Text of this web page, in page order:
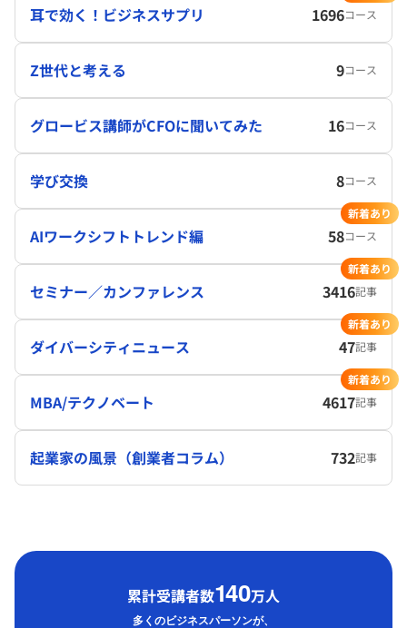
耳で効く！ビジネスサプリ 1696コース
Z世代と考える 9コース
グロービス講師がCFOに聞いてみた 16コース
学び交換 8コース
AIワークシフトトレンド編 58コース
新着あり
セミナー／カンファレンス 3416記事
新着あり
ダイバーシティニュース 47記事
新着あり
MBA/テクノベート 4617記事
新着あり
起業家の風景（創業者コラム） 732記事
累計受講者数140万人
多くのビジネスパーソンが、